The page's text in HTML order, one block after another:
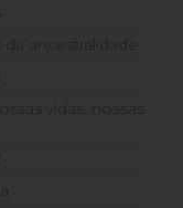
ancestralidade
vidas, nossas